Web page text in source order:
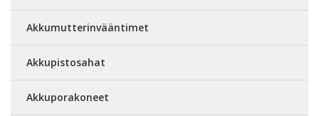
Akkumutterinvääntimet
Akkupistosahat
Akkuporakoneet